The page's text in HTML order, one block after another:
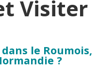
Visiter
dans le Roumois,
?